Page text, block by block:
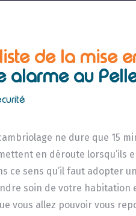
de la mise
alarme au
ne dure que 15
en déroute lorsqu’ils
ce sens qu’il faut adopter
soin de votre habitation
vous allez pouvoir vous